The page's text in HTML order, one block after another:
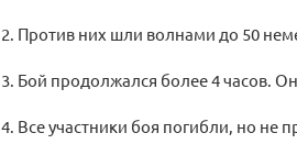
2. Против них шли волнами до 50
3. Бой продолжался более 4 часов.
4. Все участники боя погибли, но не